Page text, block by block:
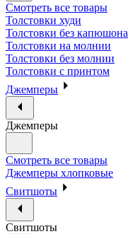
Смотреть все товары
Толстовки худи
Толстовки без капюшона
Толстовки на молнии
Толстовки без молнии
Толстовки с принтом
Джемперы
Джемперы
Смотреть все товары
Джемперы хлопковые
Свитшоты
Свитшоты